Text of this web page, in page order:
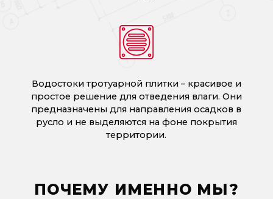
Водостоки тротуарной плитки – красивое и
простое решение для отведения влаги. Они
предназначены для направления осадков в
русло и не выделяются на фоне покрытия
территории.
ПОЧЕМУ ИМЕННО МЫ?